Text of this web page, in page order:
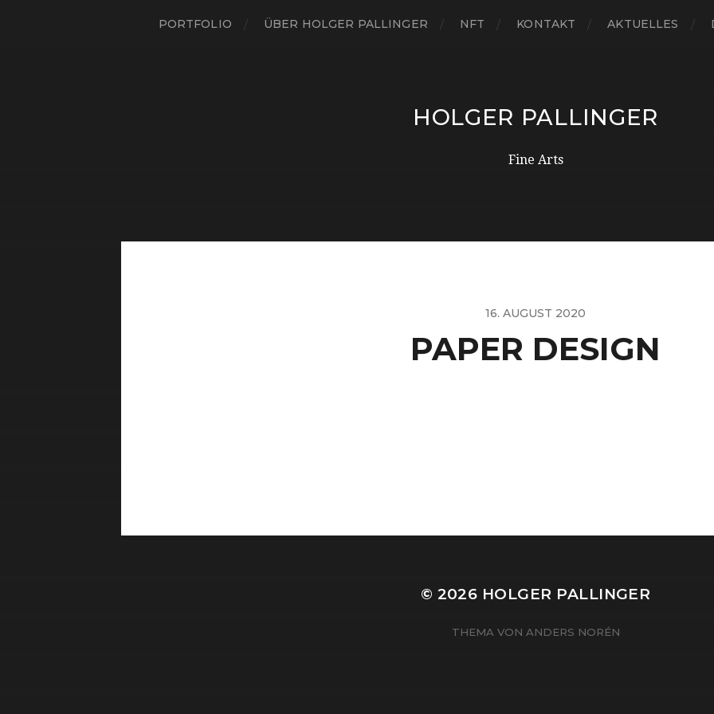
PORTFOLIO ÜBER HOLGER PALLINGER NFT KONTAKT AKTUELLES
HOLGER PALLINGER
Fine Arts
16. AUGUST 2020
PAPER DESIGN
© 2026 HOLGER PALLINGER
THEMA VON ANDERS NORÉN